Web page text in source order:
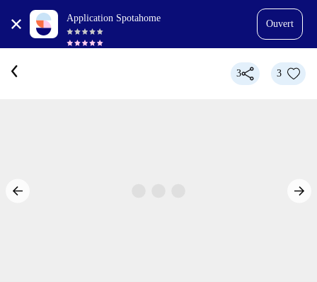
Application Spotahome
Ouvert
3 3